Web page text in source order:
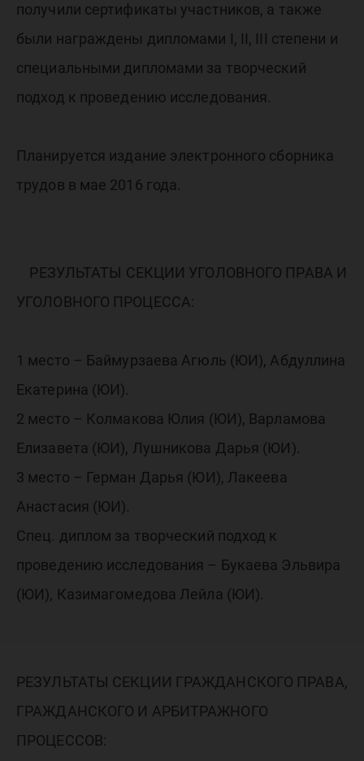
получили сертификаты участников, а также
были награждены дипломами I, II, III степени и
специальными дипломами за творческий
подход к проведению исследования.
Планируется издание электронного сборника
трудов в мае 2016 года.
РЕЗУЛЬТАТЫ СЕКЦИИ УГОЛОВНОГО ПРАВА И
УГОЛОВНОГО ПРОЦЕССА:
1 место – Баймурзаева Агюль (ЮИ), Абдуллина
Екатерина (ЮИ).
2 место – Колмакова Юлия (ЮИ), Варламова
Елизавета (ЮИ), Лушникова Дарья (ЮИ).
3 место – Герман Дарья (ЮИ), Лакеева
Анастасия (ЮИ).
Спец. диплом за творческий подход к
проведению исследования – Букаева Эльвира
(ЮИ), Казимагомедова Лейла (ЮИ).
РЕЗУЛЬТАТЫ СЕКЦИИ ГРАЖДАНСКОГО ПРАВА,
ГРАЖДАНСКОГО И АРБИТРАЖНОГО
ПРОЦЕССОВ: